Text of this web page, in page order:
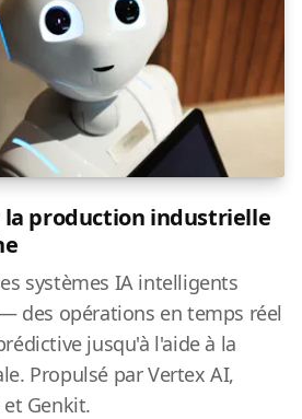
la production industrielle
systèmes IA intelligents
des opérations en temps réel
jusqu'à l'aide à la
Propulsé par Vertex AI,
Genkit.